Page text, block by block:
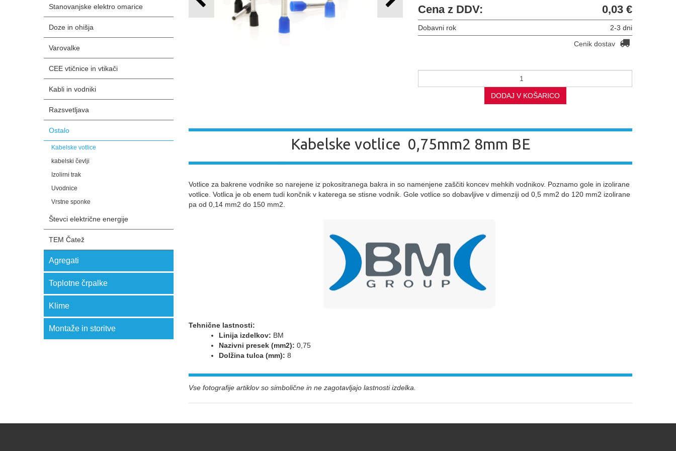
Stanovanjske elektro omarice
Doze in ohišja
Varovalke
CEE vtičnice in vtikači
Kabli in vodniki
Razsvetljava
Ostalo
Kabelske votlice
kabelski čevlji
Izolirni trak
Uvodnice
Vrstne sponke
Števci električne energije
TEM Čatež
Agregati
Toplotne črpalke
Klime
Montaže in storitve
Cena z DDV: 0,03 €
Dobavni rok
2-3 dni
Cenik dostav
DODAJ V KOŠARICO
Kabelske votlice 0,75mm2 8mm BE
Votlice za bakrene vodnike so narejene iz pokositranega bakra in so namenjene zaščiti koncev mehkih vodnikov. Poznamo gole in izolirane
votlice. Votlica je ob enem tudi končnik v katerega se stisne vodnik. Gole votlice so dobavljive v dimenziji od 0,5 mm2 do 120 mm2 izolirane
pa od 0,14 mm2 do 150 mm2.
Tehnične lastnosti:
Linija izdelkov: BM
Nazivni presek (mm2): 0,75
Dolžina tulca (mm): 8
Vse fotografije artiklov so simbolične in ne zagotavljajo lastnosti izdelka.